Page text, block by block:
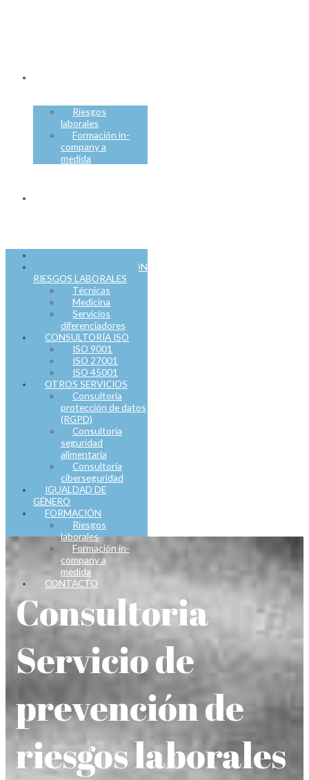
Riesgos
laborales
Formación in-
company a
medida
SERVICIO PREVENCIÓN
RIESGOS LABORALES
Técnicas
Medicina
Servicios
diferenciadores
CONSULTORÍA ISO
ISO 9001
ISO 27001
ISO 45001
OTROS SERVICIOS
Consultoría
protección de datos
(RGPD)
Consultoría
seguridad
alimentaria
Consultoría
ciberseguridad
IGUALDAD DE
GÉNERO
FORMACIÓN
Riesgos
laborales
Formación in-
company a
medida
CONTACTO
Consultoria
Servicio de
prevención de
riesgos laborales